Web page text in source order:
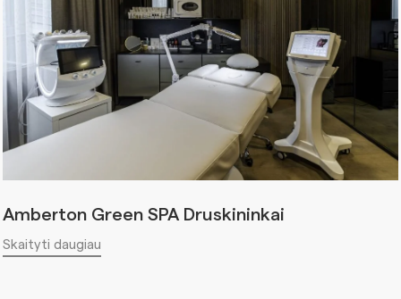
Amberton Green SPA Druskininkai
Skaityti daugiau